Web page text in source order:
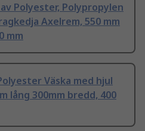
Polyester, Polypropylen
Axelrem, 550 mm
mm
Väska med hjul
lång 300mm bredd, 400